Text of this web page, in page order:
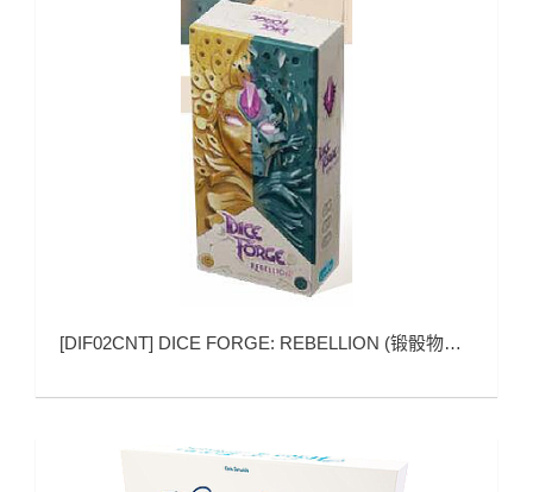
[DIF02CNT] DICE FORGE: REBELLION (锻骰物语：天界叛乱)